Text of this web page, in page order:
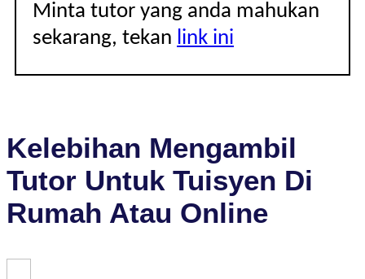
Minta tutor yang anda mahukan
sekarang, tekan link ini
Kelebihan Mengambil
Tutor Untuk Tuisyen Di
Rumah Atau Online